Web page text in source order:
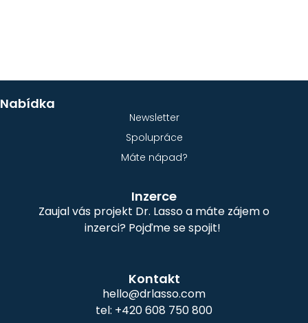
Nabídka
Newsletter
Spolupráce
Máte nápad?
Inzerce
Zaujal vás projekt Dr. Lasso a máte zájem o
inzerci? Pojďme se spojit!
Kontakt
hello@drlasso.com
tel: +420 608 750 800